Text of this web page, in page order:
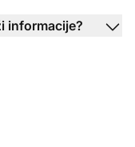
informacije?